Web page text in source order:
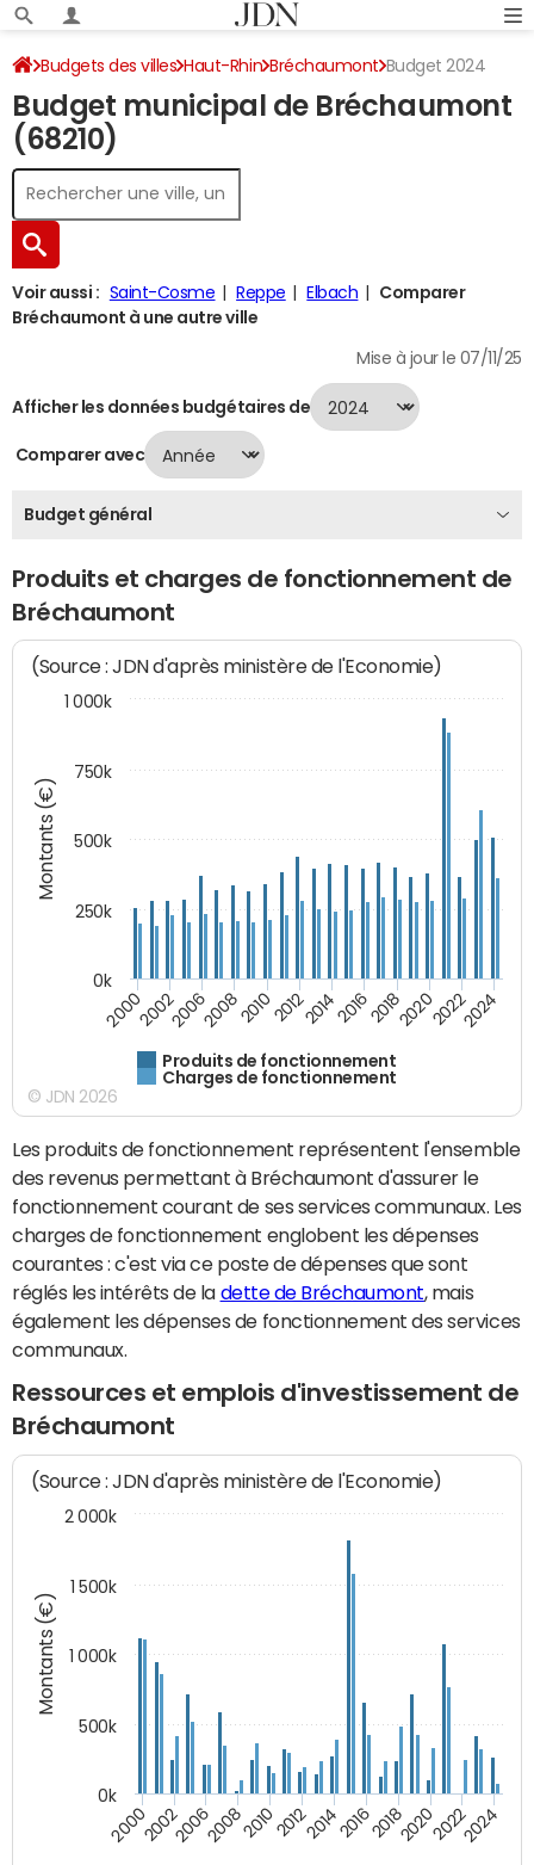
Budgets des villes Haut-Rhin Bréchaumont Budget 2024
Budget municipal de Bréchaumont
(68210)
Voir aussi : Saint-Cosme Reppe Elbach
Comparer
Bréchaumont à une autre ville
Mise à jour le 07/11/25
Afficher les données budgétaires de
Comparer avec
Budget général
Produits et charges de fonctionnement de
Bréchaumont
Montants (€)
(Source : JDN d'après ministère de l'Economie)
Produits de fonctionnement
Charges de fonctionnement
200020022006200820102012201420162018202020222024
0k
250k
500k
750k
1 000k
© JDN 2026
Les produits de fonctionnement représentent l'ensemble
des revenus permettant à Bréchaumont d'assurer le
fonctionnement courant de ses services communaux. Les
charges de fonctionnement englobent les dépenses
courantes : c'est via ce poste de dépenses que sont
réglés les intérêts de la dette de Bréchaumont, mais
également les dépenses de fonctionnement des services
communaux.
Ressources et emplois d'investissement de
Bréchaumont
Montants (€)
(Source : JDN d'après ministère de l'Economie)
200020022006200820102012201420162018202020222024
0k
500k
1 000k
1 500k
2 000k